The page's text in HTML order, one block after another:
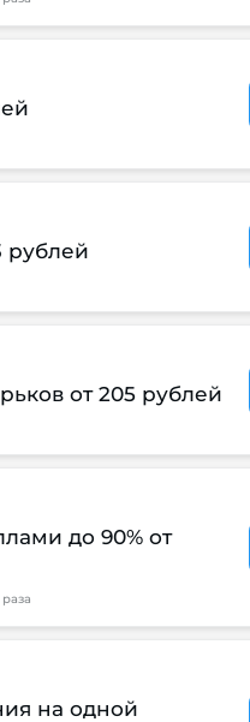
рублей
от 205 рублей
до 90% от
на одной